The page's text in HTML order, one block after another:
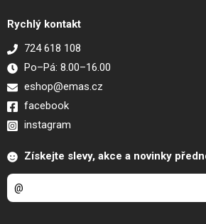
Rychlý kontakt
724 618 108
Po–Pá: 8.00–16.00
eshop@emas.cz
facebook
instagram
Získejte slevy, akce a novinky